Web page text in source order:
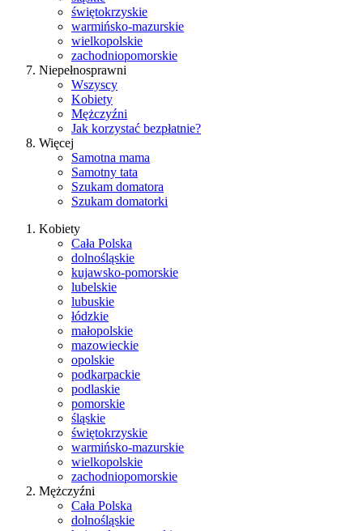
świętokrzyskie
warmińsko-mazurskie
wielkopolskie
zachodniopomorskie
Niepełnosprawni
Wszyscy
Kobiety
Mężczyźni
Jak korzystać bezpłatnie?
Więcej
Samotna mama
Samotny tata
Szukam domatora
Szukam domatorki
Kobiety
Cała Polska
dolnośląskie
kujawsko-pomorskie
lubelskie
lubuskie
łódzkie
małopolskie
mazowieckie
opolskie
podkarpackie
podlaskie
pomorskie
śląskie
świętokrzyskie
warmińsko-mazurskie
wielkopolskie
zachodniopomorskie
Mężczyźni
Cała Polska
dolnośląskie